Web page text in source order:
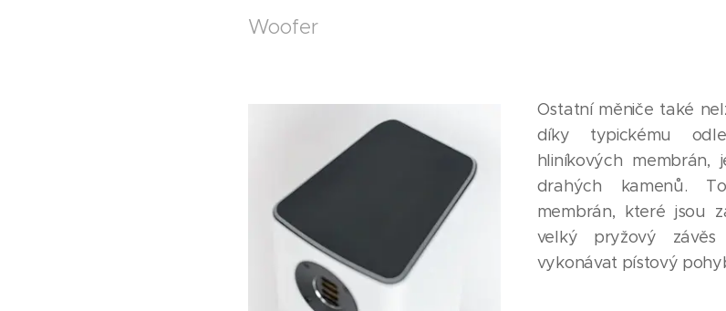
Woofer
Ostatní měniče také
díky typickému
hliníkových membrán,
drahých kamenů.
membrán, které jsou
velký pryžový
vykonávat pístový